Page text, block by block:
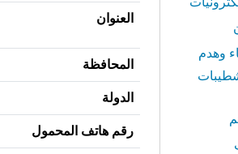
العنوان
المحافظة
الدولة
رقم هاتف المحمول
وهدم